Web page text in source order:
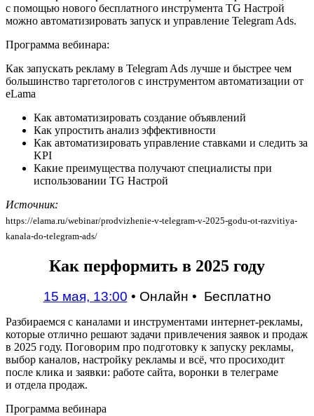
с помощью нового бесплатного инструмента TG Настрой
можно автоматизировать запуск и управление Telegram Ads.
Программа вебинара:
Как запускать рекламу в Telegram Ads лучше и быстрее чем
большинство таргетологов с инструментом автоматизации от
eLama
Как автоматизировать создание объявлений
Как упростить анализ эффективности
Как автоматизировать управление ставками и следить за
KPI
Какие преимущества получают специалисты при
использовании TG Настрой
Источник:
https://elama.ru/webinar/prodvizhenie-v-telegram-v-2025-godu-ot-razvitiya-
kanala-do-telegram-ads/
Как перформить в 2025 году
15 мая, 13:00 • Онлайн • Бесплатно
Разбираемся с каналами и инструментами интернет-рекламы,
которые отлично решают задачи привлечения заявок и продаж
в 2025 году. Поговорим про подготовку к запуску рекламы,
выбор каналов, настройку рекламы и всё, что просиходит
после клика и заявки: работе сайта, воронки в телеграме
и отдела продаж.
Программа вебинара